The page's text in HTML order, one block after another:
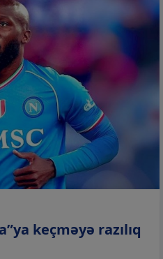
keçməyə razılıq